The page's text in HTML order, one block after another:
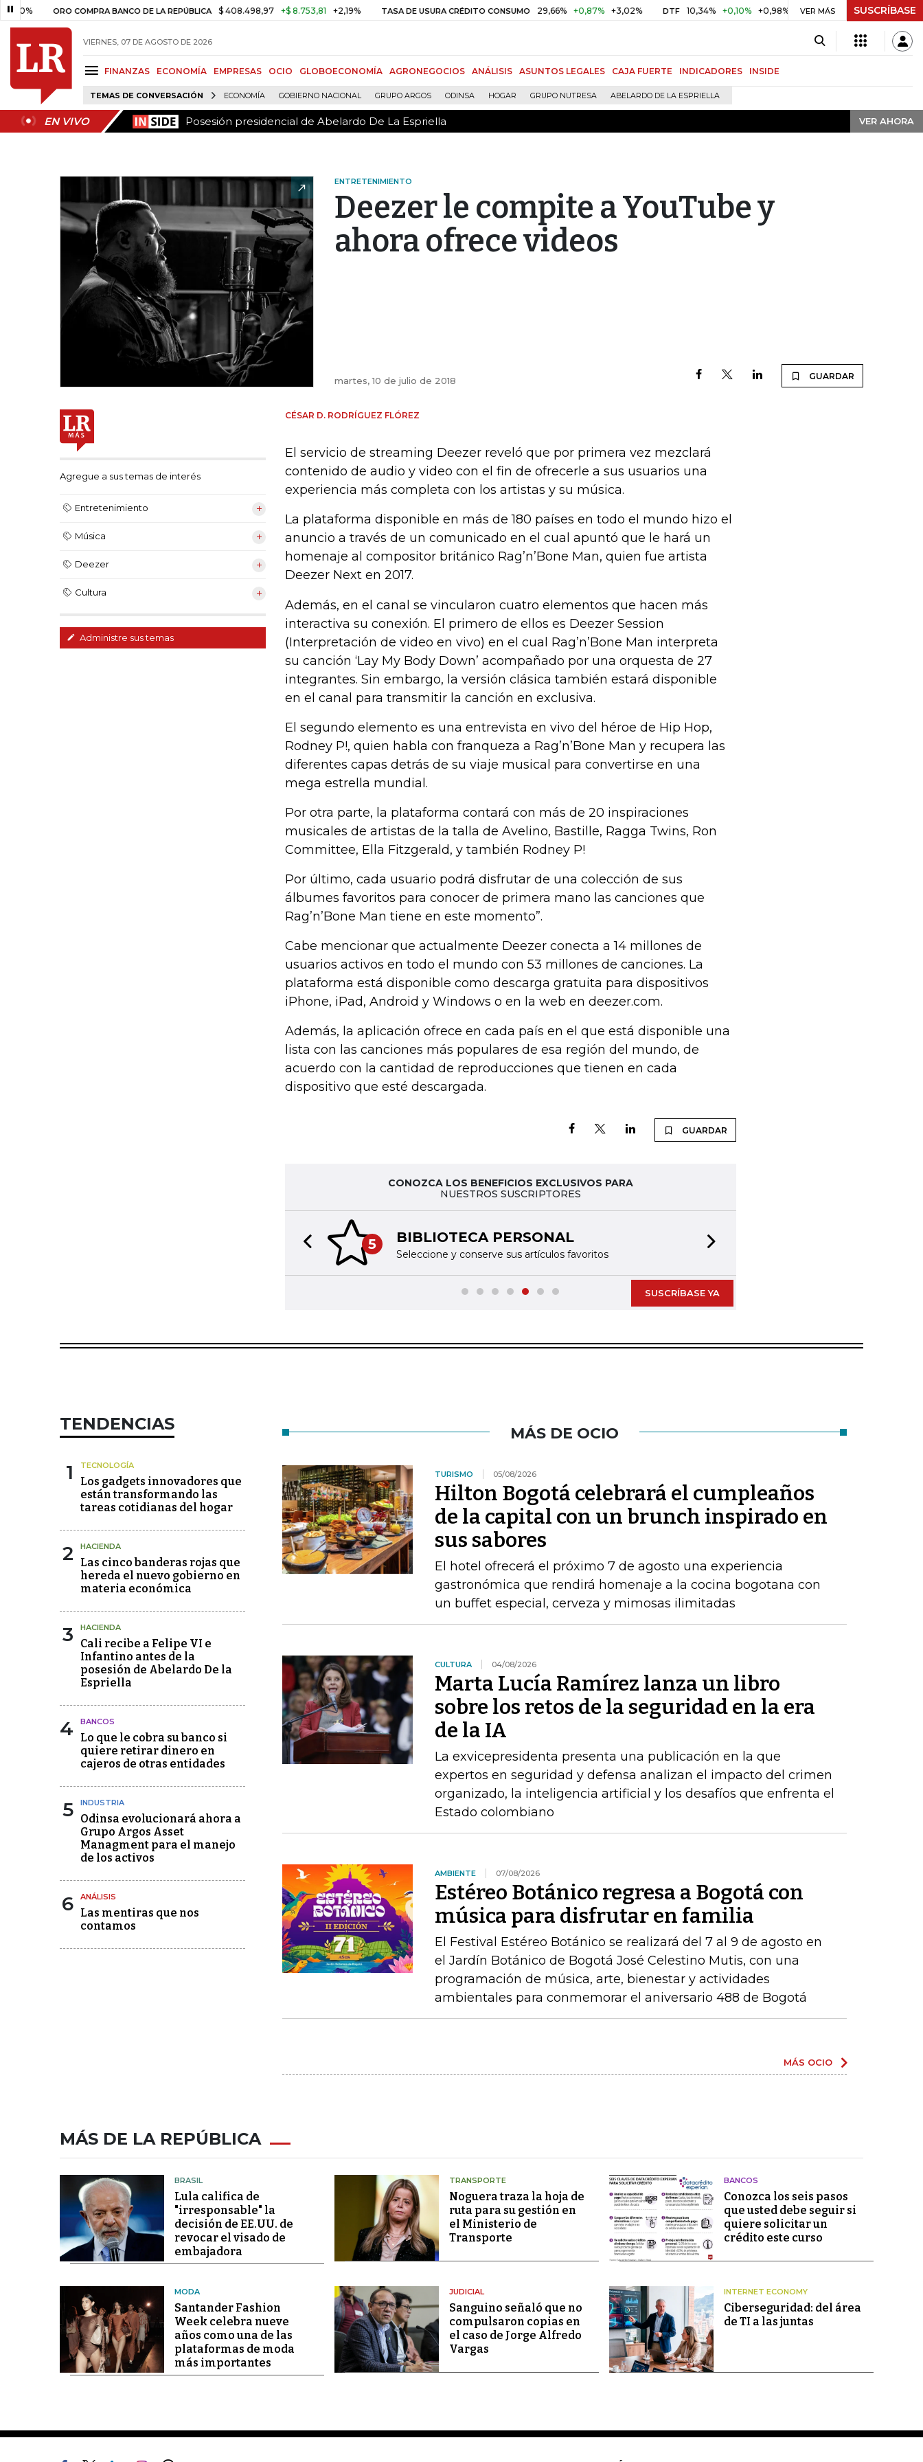
ORO COMPRA BANCO DE LA REPÚBLICA $ 408.498,97 +$ 8.753,81 +2,19% TASA DE USURA CRÉDITO CONSUMO 29,66% +0,87% +3,02% DTF 10,34% +0,10% +0,98% UVR $ 416,91 +$ 0,05 +0,01%
VER MÁS SUSCRÍBASE
VIERNES, 07 DE AGOSTO DE 2026
FINANZAS ECONOMÍA EMPRESAS OCIO GLOBOECONOMÍA AGRONEGOCIOS ANÁLISIS ASUNTOS LEGALES CAJA FUERTE INDICADORES INSIDE
TEMAS DE CONVERSACIÓN ECONOMÍA GOBIERNO NACIONAL GRUPO ARGOS ODINSA HOGAR GRUPO NUTRESA ABELARDO DE LA ESPRIELLA
EN VIVO Posesión presidencial de Abelardo De La Espriella VER AHORA
EN VIVO Posesión presidencial de Abelardo De La Espriella VER AHORA
ENTRETENIMIENTO
Deezer le compite a YouTube y
ahora ofrece videos
martes, 10 de julio de 2018 GUARDAR
Agregue a sus temas de interés
Entretenimiento
Música
Deezer
Cultura
Administre sus temas
CÉSAR D. RODRÍGUEZ FLÓREZ
El servicio de streaming Deezer reveló que por primera vez mezclará
contenido de audio y video con el fin de ofrecerle a sus usuarios una
experiencia más completa con los artistas y su música.
La plataforma disponible en más de 180 países en todo el mundo hizo el
anuncio a través de un comunicado en el cual apuntó que le hará un
homenaje al compositor británico Rag’n’Bone Man, quien fue artista
Deezer Next en 2017.
Además, en el canal se vincularon cuatro elementos que hacen más
interactiva su conexión. El primero de ellos es Deezer Session
(Interpretación de video en vivo) en el cual Rag’n’Bone Man interpreta
su canción ‘Lay My Body Down’ acompañado por una orquesta de 27
integrantes. Sin embargo, la versión clásica también estará disponible
en el canal para transmitir la canción en exclusiva.
El segundo elemento es una entrevista en vivo del héroe de Hip Hop,
Rodney P!, quien habla con franqueza a Rag’n’Bone Man y recupera las
diferentes capas detrás de su viaje musical para convertirse en una
mega estrella mundial.
Por otra parte, la plataforma contará con más de 20 inspiraciones
musicales de artistas de la talla de Avelino, Bastille, Ragga Twins, Ron
Committee, Ella Fitzgerald, y también Rodney P!
Por último, cada usuario podrá disfrutar de una colección de sus
álbumes favoritos para conocer de primera mano las canciones que
Rag’n’Bone Man tiene en este momento”.
Cabe mencionar que actualmente Deezer conecta a 14 millones de
usuarios activos en todo el mundo con 53 millones de canciones. La
plataforma está disponible como descarga gratuita para dispositivos
iPhone, iPad, Android y Windows o en la web en deezer.com.
Además, la aplicación ofrece en cada país en el que está disponible una
lista con las canciones más populares de esa región del mundo, de
acuerdo con la cantidad de reproducciones que tienen en cada
dispositivo que esté descargada.
GUARDAR
CONOZCA LOS BENEFICIOS EXCLUSIVOS PARA
NUESTROS SUSCRIPTORES
5 BIBLIOTECA PERSONAL
Seleccione y conserve sus artículos favoritos
Previous slide
SUSCRÍBASE YA
TENDENCIAS
1 TECNOLOGÍA
Los gadgets innovadores que
están transformando las
tareas cotidianas del hogar
2 HACIENDA
Las cinco banderas rojas que
hereda el nuevo gobierno en
materia económica
3 HACIENDA
Cali recibe a Felipe VI e
Infantino antes de la
posesión de Abelardo De la
Espriella
4 BANCOS
Lo que le cobra su banco si
quiere retirar dinero en
cajeros de otras entidades
5 INDUSTRIA
Odinsa evolucionará ahora a
Grupo Argos Asset
Managment para el manejo
de los activos
6 ANÁLISIS
Las mentiras que nos
contamos
MÁS DE OCIO
TURISMO 05/08/2026
Hilton Bogotá celebrará el cumpleaños
de la capital con un brunch inspirado en
sus sabores
El hotel ofrecerá el próximo 7 de agosto una experiencia
gastronómica que rendirá homenaje a la cocina bogotana con
un buffet especial, cerveza y mimosas ilimitadas
CULTURA 04/08/2026
Marta Lucía Ramírez lanza un libro
sobre los retos de la seguridad en la era
de la IA
La exvicepresidenta presenta una publicación en la que
expertos en seguridad y defensa analizan el impacto del crimen
organizado, la inteligencia artificial y los desafíos que enfrenta el
Estado colombiano
AMBIENTE 07/08/2026
Estéreo Botánico regresa a Bogotá con
música para disfrutar en familia
El Festival Estéreo Botánico se realizará del 7 al 9 de agosto en
el Jardín Botánico de Bogotá José Celestino Mutis, con una
programación de música, arte, bienestar y actividades
ambientales para conmemorar el aniversario 488 de Bogotá
MÁS OCIO
MÁS DE LA REPÚBLICA
BRASIL
Lula califica de
"irresponsable" la
decisión de EE.UU. de
revocar el visado de
embajadora
TRANSPORTE
Noguera traza la hoja de
ruta para su gestión en
el Ministerio de
Transporte
BANCOS
Conozca los seis pasos
que usted debe seguir si
quiere solicitar un
crédito este curso
MODA
Santander Fashion
Week celebra nueve
años como una de las
plataformas de moda
más importantes
JUDICIAL
Sanguino señaló que no
compulsaron copias en
el caso de Jorge Alfredo
Vargas
INTERNET ECONOMY
Ciberseguridad: del área
de TI a las juntas